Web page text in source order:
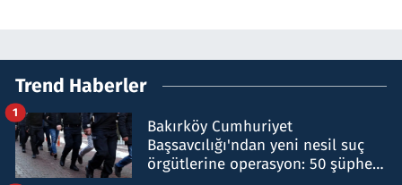
Trend Haberler
Bakırköy Cumhuriyet
Başsavcılığı'ndan yeni nesil suç
örgütlerine operasyon: 50 şüpheli
1